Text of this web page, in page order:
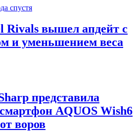
спустя
Rivals вышел апдейт с
и уменьшением веса
представила
AQUOS Wish6
воров